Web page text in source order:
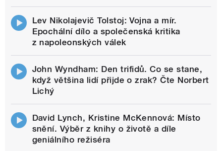
Lev Nikolajevič Tolstoj: Vojna a mír.
Epochální dílo a společenská kritika
z napoleonských válek
John Wyndham: Den trifidů. Co se stane,
když většina lidí přijde o zrak? Čte Norbert
Lichý
David Lynch, Kristine McKennová: Místo
snění. Výběr z knihy o životě a díle
geniálního režiséra